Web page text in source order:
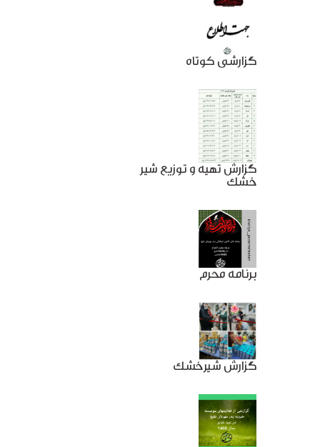
گزارشی کوتاه
گزارش تهیه و توزیع شیر
خشک
برنامه محرم
گزارش شیرخشک